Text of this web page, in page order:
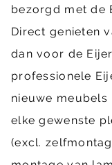
bezorgd met de
Direct genieten
dan voor de
professionele
nieuwe
elke gewenste
(excl.